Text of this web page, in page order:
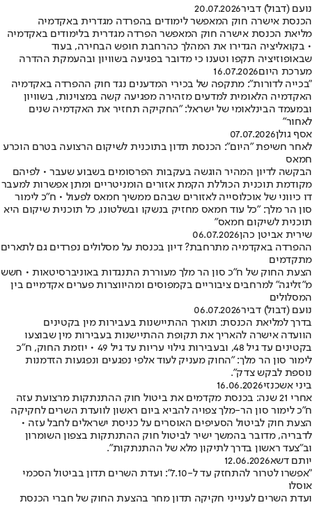
נועם (דבול) דביר20.07.2026
הכנסת אישרה חוק המאפשר לימודים בהפרדה מגדרית באקדמיה
מליאת הכנסת אישרה חוק המאפשר הפרדה מגדרית בלימודים באקדמיה
• בקואליציה הגדירו את המהלך כהרחבת חופש הבחירה, בעוד
שבאופוזיציה תקפו וטענו כי מדובר בפגיעה בשוויון ובהעמקת ההדרה
מערכת היום16.07.2026
"בכייה לדורות": מתקפה של בכירי המדענים נגד חוק ההפרדה באקדמיה
האקדמיה הלאומית למדעים מזהירה מפגיעה קשה במצוינות, בשוויון
ובמעמד הבינלאומי של ישראל: "החקיקה תחזיר את האקדמיה שנים
לאחור"
אסף גולן07.07.2026
לאחר חשיפת "היום": הכנסת תדון בתוכנית לשיקום הרצועה בטרם הוכרע
חמאס
הבקשה לדיון המהיר הוגשה בעקבות הפרסומים בשבוע שעבר • לפיהם
מקודמת תוכנית הכוללת הקמת אזורים הומניטריים ומתן אפשרות למעבר
דו כיווני של אוכלוסייה לאזורים שבהם ממשיך חמאס לפעול • ח”כ לימור
סון הר מלך: "כל עוד חמאס מחזיק בנשקו ובשלטונו, כל תוכנית שיקום היא
תוכנית לשיקום חמאס"
שירית אביטן כהן06.07.2026
ההפרדה באקדמיה מתרחבת? דיון בכנסת על מסלולים נפרדים גם לתארים
מתקדמים
הצעת החוק של ח"כ סון הר מלך מעוררת התנגדות באוניברסיטאות • חשש
מ"זליגה" למרחבים ציבוריים בקמפוסים ומהיווצרות פערים אקדמיים בין
המסלולים
נועם (דבול) דביר06.07.2026
בדרך למליאת הכנסת: תוארך ההתיישנות בעבירות מין בקטינים
הוועדה אישרה להאריך את תקופת ההתיישנות בעבירות מין שבוצעו
בקטינים עד גיל 48, ובעבירות גילוי עריות עד גיל 49 • יוזמת החוק, ח"כ
לימור סון הר מלך: "החוק מעניק לעוד אלפי נפגעים ונפגעות הזדמנות
נוספת לבקש צדק".
ביני אשכנזי16.06.2026
אחרי 21 שנה: בכנסת מקדמים את ביטול חוק ההתנתקות מרצועת עזה
ח"כ לימור סון הר-מלך צפויה להביא ביום ראשון לוועדת השרים לחקיקה
הצעת חוק לביטול הסעיפים האוסרים על כניסת ישראלים לחבל עזה •
לדבריה, מדובר בהמשך ישיר לביטול חוק ההתנתקות בצפון השומרון
וב"צעד ראשון בדרך לתיקון מלא של ההתנתקות".
יותם דשא12.06.2026
"אפשרו לטרור להתחזק עד ל-7.10": ועדת השרים תדון בביטול הסכמי
אוסלו
ועדת השרים לענייני חקיקה תדון מחר בהצעת החוק של חברי הכנסת